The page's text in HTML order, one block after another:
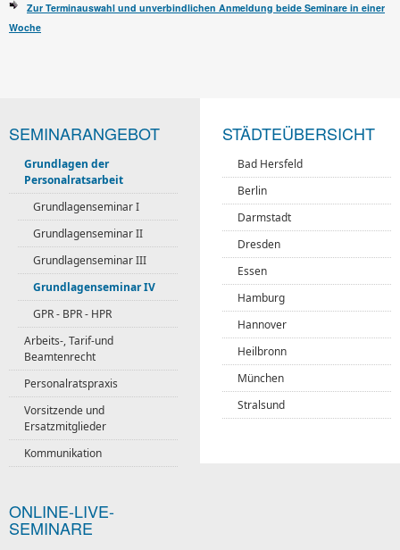
Zur Terminauswahl und unverbindlichen Anmeldung beide Seminare in einer
Woche
SEMINARANGEBOT
Grundlagen der
Personalratsarbeit
Grundlagenseminar I
Grundlagenseminar II
Grundlagenseminar III
Grundlagenseminar IV
GPR - BPR - HPR
Arbeits-, Tarif-und
Beamtenrecht
Personalratspraxis
Vorsitzende und
Ersatzmitglieder
Kommunikation
ONLINE-LIVE-
SEMINARE
STÄDTEÜBERSICHT
Bad Hersfeld
Berlin
Darmstadt
Dresden
Essen
Hamburg
Hannover
Heilbronn
München
Stralsund